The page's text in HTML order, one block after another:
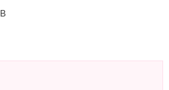
B